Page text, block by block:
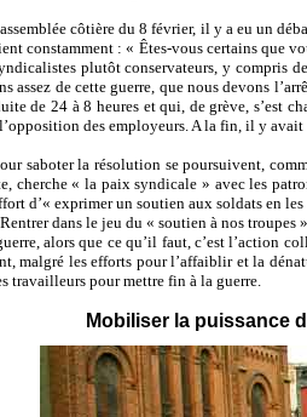
côtière du 8 février, il y a eu un
constamment : « Êtes-vous certains que
plutôt conservateurs, y compris
assez de cette guerre, que nous devons l’
de 24 à 8 heures et qui, de grève, s’est
’opposition des employeurs. A la fin, il y
saboter la résolution se poursuivent,
cherche « la paix syndicale » avec les
d’« exprimer un soutien aux soldats en
dans le jeu du « soutien à nos
alors que ce qu’il faut, c’est l’action
malgré les efforts pour l’affaiblir et la
travailleurs pour mettre fin à la guerre.
Mobiliser la puissance